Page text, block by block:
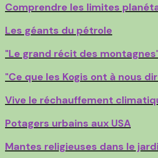
Comprendre les limites
Les géants du pétrole
"Le grand récit des
"Ce que les Kogis ont à nous
Vive le réchauffement
Potagers urbains aux USA
Mantes religieuses dans le